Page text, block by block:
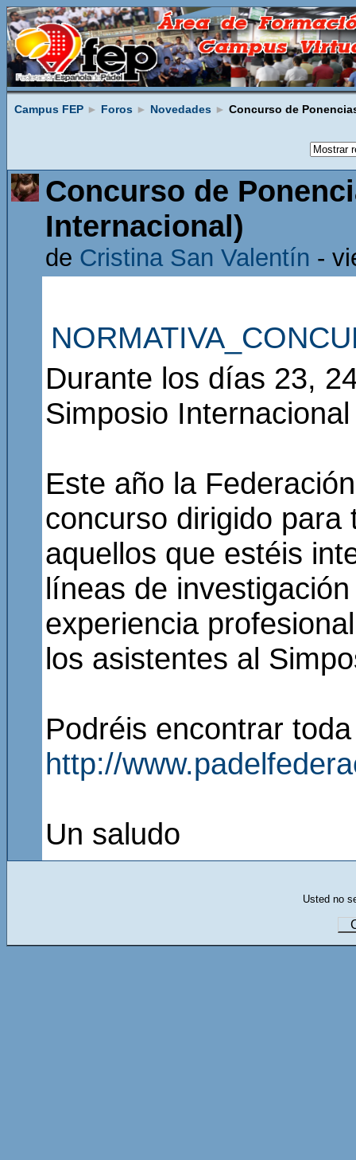
Campus FEP ► Foros ► Novedades ► Concurso de
Concurso de
Internacional)
de Cristina San Valentín -
Durante los días 23,
Simposio Internacional
Este año la
concurso dirigido para
aquellos que estéis
líneas de
experiencia
los asistentes al
Podréis encontrar
http://
Un saludo
Usted no